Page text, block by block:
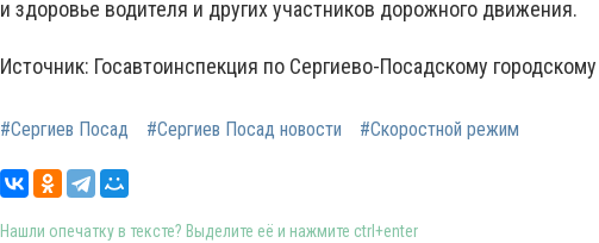
и здоровье водителя и других участников дорожного движения.
Источник: Госавтоинспекция по Сергиево-Посадскому городскому
#Сергиев Посад #Сергиев Посад новости #Скоростной режим
Нашли опечатку в тексте? Выделите её и нажмите ctrl+enter